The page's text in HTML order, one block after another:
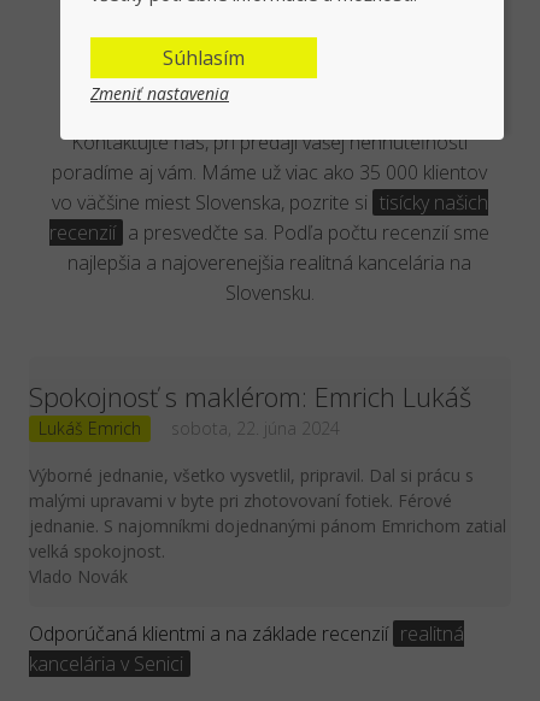
Overená kancelária reálnymi
klientmi
Kontaktujte nás, pri predaji vašej nehnuteľnosti
poradíme aj vám. Máme už viac ako 35 000 klientov
vo väčšine miest Slovenska, pozrite si tisícky našich
recenzií a presvedčte sa. Podľa počtu recenzií sme
najlepšia a najoverenejšia realitná kancelária na
Slovensku.
Spokojnosť s maklérom: Emrich Lukáš
Lukáš Emrich sobota, 22. júna 2024
Výborné jednanie, všetko vysvetlil, pripravil. Dal si prácu s
malými upravami v byte pri zhotovovaní fotiek. Férové
jednanie. S najomníkmi dojednanými pánom Emrichom zatial
velká spokojnost.
Vlado Novák
Odporúčaná klientmi a na základe recenzií realitná
kancelária v Senici
Súhlasím
Zmeniť nastavenia